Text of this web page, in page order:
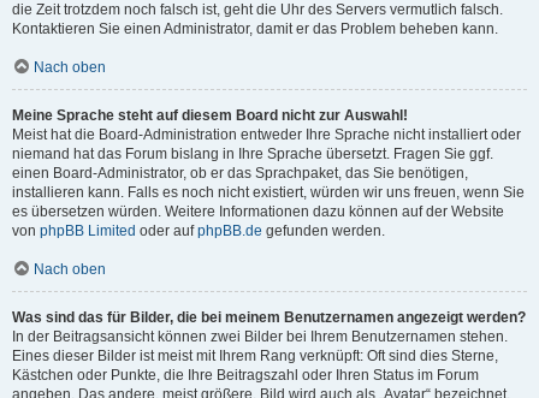
die Zeit trotzdem noch falsch ist, geht die Uhr des Servers vermutlich falsch.
Kontaktieren Sie einen Administrator, damit er das Problem beheben kann.
Nach oben
Meine Sprache steht auf diesem Board nicht zur Auswahl!
Meist hat die Board-Administration entweder Ihre Sprache nicht installiert oder
niemand hat das Forum bislang in Ihre Sprache übersetzt. Fragen Sie ggf.
einen Board-Administrator, ob er das Sprachpaket, das Sie benötigen,
installieren kann. Falls es noch nicht existiert, würden wir uns freuen, wenn Sie
es übersetzen würden. Weitere Informationen dazu können auf der Website
von phpBB Limited oder aufphpBB.de gefunden werden.
Nach oben
Was sind das für Bilder, die bei meinem Benutzernamen angezeigt werden?
In der Beitragsansicht können zwei Bilder bei Ihrem Benutzernamen stehen.
Eines dieser Bilder ist meist mit Ihrem Rang verknüpft: Oft sind dies Sterne,
Kästchen oder Punkte, die Ihre Beitragszahl oder Ihren Status im Forum
angeben. Das andere, meist größere, Bild wird auch als „Avatar“ bezeichnet.